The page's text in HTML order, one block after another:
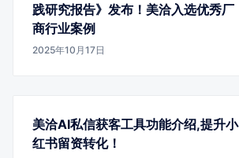
践研究报告》发布！美洽入选优秀厂
商行业案例
2025年10月17日
美洽AI私信获客工具功能介绍,提升小
红书留资转化！